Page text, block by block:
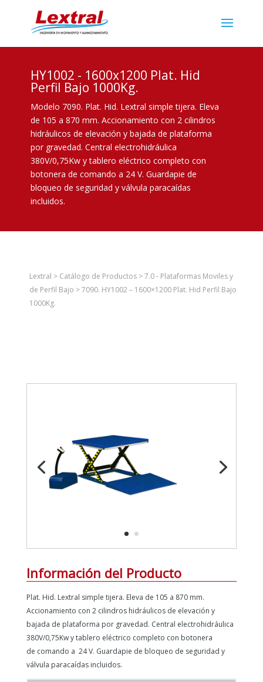
HY1002 - 1600x1200 Plat. Hid
Perfil Bajo 1000Kg.
Modelo 7090. Plat. Hid. Lextral simple tijera. Eleva
de 105 a 870 mm. Accionamiento con 2 cilindros
hidráulicos de elevación y bajada de plataforma
por gravedad. Central electrohidráulica
380V/0,75Kw y tablero eléctrico completo con
botonera de comando a 24 V. Guardapie de
bloqueo de seguridad y válvula paracaídas
incluidos.
Lextral > Catálogo de Productos>7.0 - Plataformas Moviles y
de Perfil Bajo >7090. HY1002 – 1600×1200 Plat. Hid Perfil Bajo
1000Kg.
Información del Producto
Plat. Hid. Lextral simple tijera. Eleva de 105 a 870 mm.
Accionamiento con 2 cilindros hidráulicos de elevación y
bajada de plataforma por gravedad. Central electrohidráulica
380V/0,75Kw y tablero eléctrico completo con botonera
de comando a 24 V. Guardapie de bloqueo de seguridad y
válvula paracaídas incluidos.